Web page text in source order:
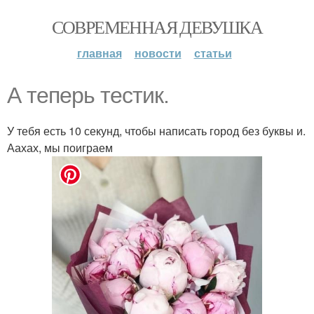
СОВРЕМЕННАЯ ДЕВУШКА
главная новости статьи
А теперь тестик.
У тебя есть 10 секунд, чтобы написать город без буквы и.
Аахах, мы поиграем